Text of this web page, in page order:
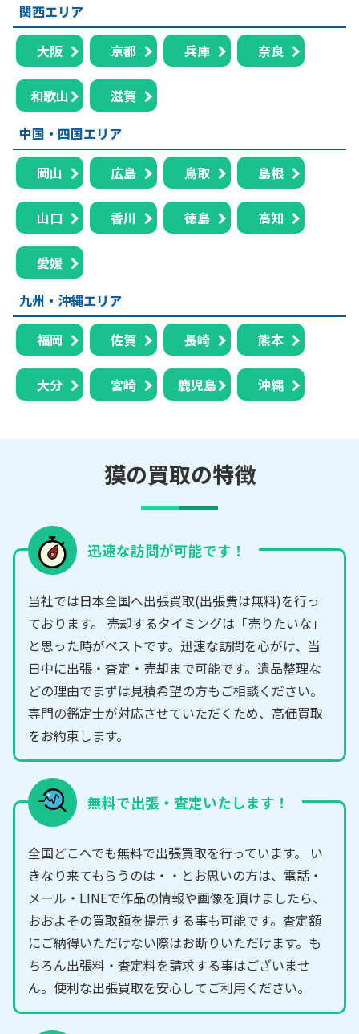
関西エリア
大阪 京都 兵庫 奈良
和歌山
滋賀
中国・四国エリア
岡山 広島 鳥取 島根
山口 香川 徳島 高知
愛媛
九州・沖縄エリア
福岡 佐賀 長崎 熊本
大分 宮崎 鹿児島 沖縄
獏の買取の特徴
迅速な訪問が可能です！
当社では日本全国へ出張買取(出張費は無料)を行っ
ております。 売却するタイミングは「売りたいな」
と思った時がベストです。迅速な訪問を心がけ、当
日中に出張・査定・売却まで可能です。遺品整理な
どの理由でまずは見積希望の方もご相談ください。
専門の鑑定士が対応させていただくため、高価買取
をお約束します。
無料で出張・査定いたします！
全国どこへでも無料で出張買取を行っています。 い
きなり来てもらうのは・・とお思いの方は、電話・
メール・LINEで作品の情報や画像を頂けましたら、
おおよその買取額を提示する事も可能です。査定額
にご納得いただけない際はお断りいただけます。も
ちろん出張料・査定料を請求する事はございませ
ん。便利な出張買取を安心してご利用ください。